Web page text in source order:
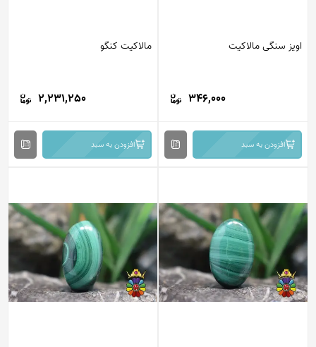
اویز سنگی مالاکیت
346,000
افزودن به سبد
مالاکیت کنگو
2,231,250
افزودن به سبد